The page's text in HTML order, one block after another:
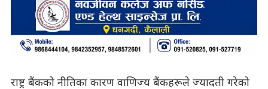
राष्ट्र बैंकको नीतिका कारण वाणिज्य बैंकहरूले ज्यादती गरेको